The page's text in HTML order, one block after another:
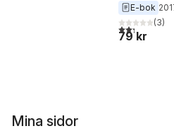
E-bok
2,3utav 5(3)
79 kr
Mina sidor